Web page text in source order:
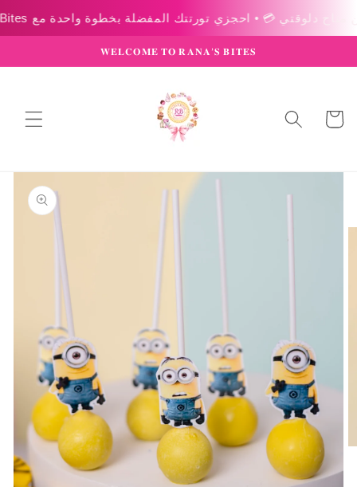
Skip to
content
𝐖𝐄𝐋𝐂𝐎𝐌𝐄 𝐓𝐎 𝐑𝐀𝐍𝐀’𝐒 𝐁𝐈𝐓𝐄𝐒
عربة
التسوق
Skip to
product
information